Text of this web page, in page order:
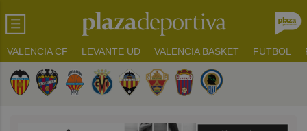
VALENCIA CF LEVANTE UD VALENCIA BASKET FUTBOL